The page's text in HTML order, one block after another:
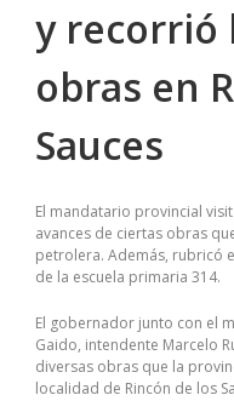
y recorrió
obras en
Sauces
El mandatario provincial
avances de ciertas obras
petrolera. Además, rubricó
de la escuela primaria 314.
El gobernador junto con el
Gaido, intendente Marcelo
diversas obras que la
localidad de Rincón de los